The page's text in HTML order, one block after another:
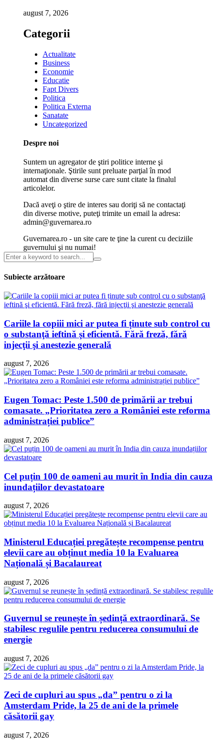
august 7, 2026
Categorii
Actualitate
Business
Economie
Educatie
Fapt Divers
Politica
Politica Externa
Sanatate
Uncategorized
Despre noi
Suntem un agregator de ştiri politice interne şi
internaţionale. Ştirile sunt preluate parţial în mod
automat din diverse surse care sunt citate la finalul
articolelor.
Dacă aveţi o ştire de interes sau doriţi să ne contactaţi
din diverse motive, puteţi trimite un email la adresa:
admin@guvernarea.ro
Guvernarea.ro - un site care te ţine la curent cu deciziile
guvernului şi nu numai!
Subiecte arzătoare
Cariile la copiii mici ar putea fi ținute sub control cu
o substanţă ieftină şi eficientă. Fără freză, fără
injecţii şi anestezie generală
august 7, 2026
Eugen Tomac: Peste 1.500 de primării ar trebui
comasate. „Prioritatea zero a României este reforma
administrației publice”
august 7, 2026
Cel puțin 100 de oameni au murit în India din cauza
inundațiilor devastatoare
august 7, 2026
Ministerul Educației pregătește recompense pentru
elevii care au obținut media 10 la Evaluarea
Națională și Bacalaureat
august 7, 2026
Guvernul se reunește în ședință extraordinară. Se
stabilesc regulile pentru reducerea consumului de
energie
august 7, 2026
Zeci de cupluri au spus „da” pentru o zi la
Amsterdam Pride, la 25 de ani de la primele
căsătorii gay
august 7, 2026